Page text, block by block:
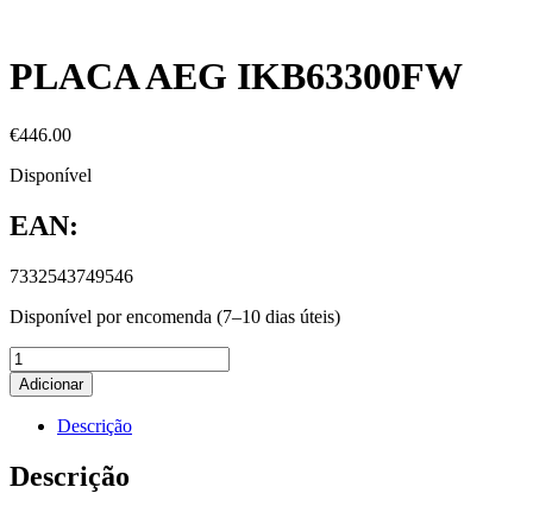
PLACA AEG IKB63300FW
€446.00
Disponível
EAN:
7332543749546
Disponível por encomenda (7–10 dias úteis)
Adicionar
Descrição
Descrição